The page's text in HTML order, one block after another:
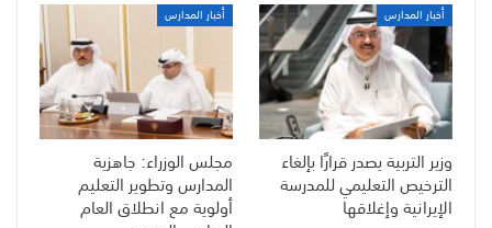
أخبار المدارس
وزير التربية يصدر قرارًا بإلغاء
الترخيص التعليمي للمدرسة
الإيرانية وإغلاقها
أخبار المدارس
مجلس الوزراء: جاهزية
المدارس وتطوير التعليم
أولوية مع انطلاق العام